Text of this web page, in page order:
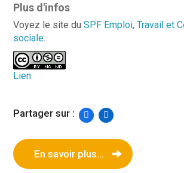
Plus d'infos
Voyez le site duSPF Emploi, Travail et
sociale.
Lien
Partager sur :
En savoir plus...